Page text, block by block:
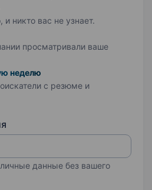
никто вас не узнает.
просматривали ваше
неделю
с резюме и
данные без вашего